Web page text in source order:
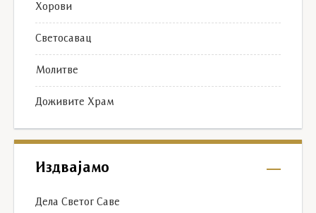
Хорови
Светосавац
Молитве
Доживите Храм
Издвајамо
Дела Светог Саве